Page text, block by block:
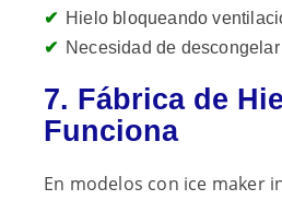
Hielo bloqueando
Necesidad de
7. Fábrica de
Funciona
En modelos con ice maker